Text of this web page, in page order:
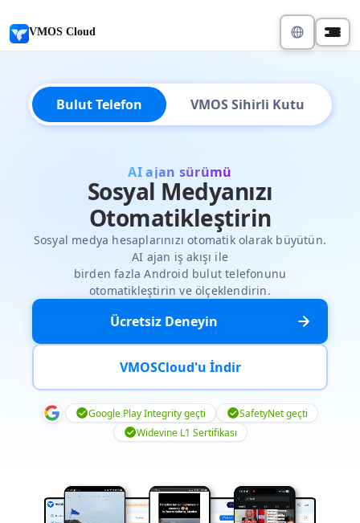
VMOS Cloud
Bulut Telefon VMOS Sihirli Kutu
AI ajan sürümü
Ücretsiz Deneyin
VMOSCloud'u İndir
Sosyal Medyanızı
Otomatikleştirin
Sosyal medya hesaplarınızı otomatik olarak büyütün.
AI ajan iş akışı ile
birden fazla Android bulut telefonunu
otomatikleştirin ve ölçeklendirin.
Google Play Integrity geçti
SafetyNet geçti
Widevine L1 Sertifikası